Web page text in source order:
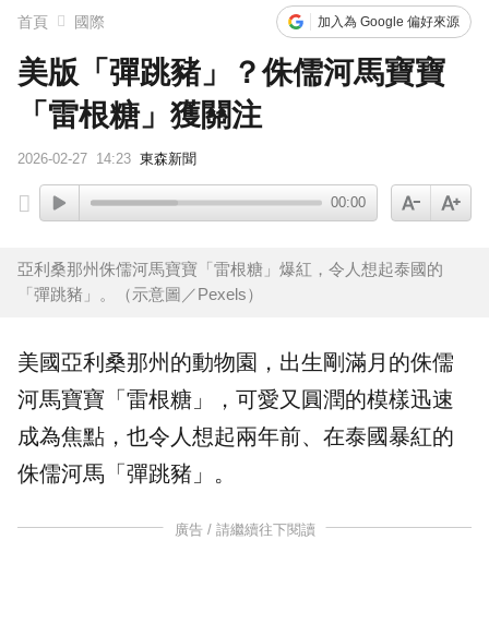
首頁 國際 加入為 Google 偏好來源
美版「彈跳豬」？侏儒河馬寶寶
「雷根糖」獲關注
2026-02-27 14:23 東森新聞
00:00
亞利桑那州侏儒河馬寶寶「雷根糖」爆紅，令人想起泰國的
「彈跳豬」。（示意圖／Pexels）
美國亞利桑那州的動物園 ，出生剛滿月的侏儒
河馬寶寶「 雷根糖 」，可愛又圓潤的模樣迅速
成為焦點，也令人想起兩年前、在泰國暴紅的
侏儒河馬「 彈跳豬 」。
廣告 / 請繼續往下閱讀